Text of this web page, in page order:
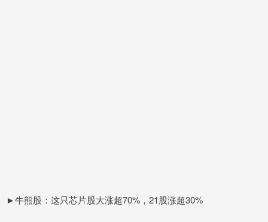
►牛熊股：这只芯片股大涨超70%，21股涨超30%